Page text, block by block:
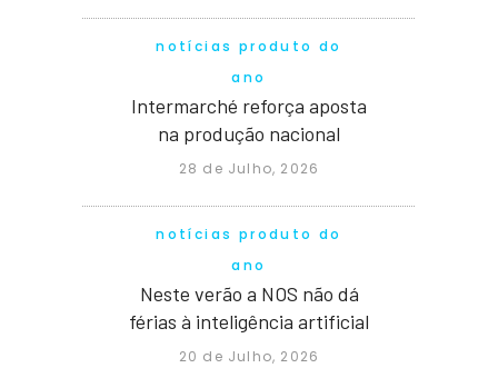
notícias produto do
ano
Intermarché reforça aposta
na produção nacional
28 de Julho, 2026
notícias produto do
ano
Neste verão a NOS não dá
férias à inteligência artificial
20 de Julho, 2026